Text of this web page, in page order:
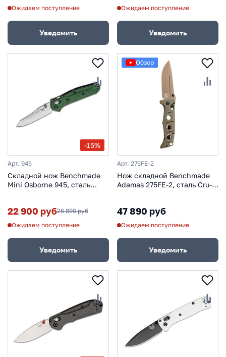
Ожидаем поступление
Уведомить
Ожидаем поступление
Уведомить
-15%
Арт. 945
Складной нож Benchmade
Mini Osborne 945, сталь
22 900 руб26 890 руб
Ожидаем поступление
Уведомить
Обзор
Арт. 275FE-2
Нож складной Benchmade
Adamas 275FE-2, сталь Cru-
47 890 руб
Ожидаем поступление
Уведомить